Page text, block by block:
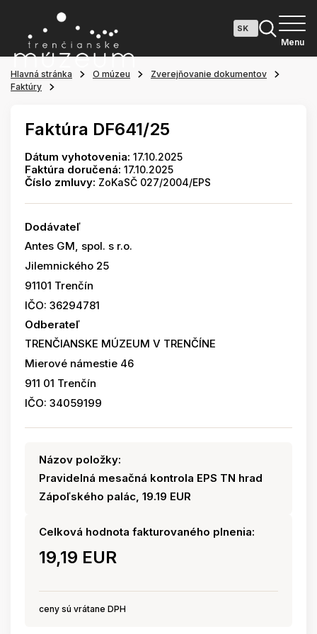
Menu
Hlavná stránka O múzeu
Zverejňovanie dokumentov
Faktúry
Faktúra DF641/25
Dátum vyhotovenia: 17.10.2025
Faktúra doručená: 17.10.2025
Číslo zmluvy: ZoKaSČ 027/2004/EPS
Dodávateľ
Antes GM, spol. s r.o.
Jilemnického 25
91101 Trenčín
IČO: 36294781
Odberateľ
TRENČIANSKE MÚZEUM V TRENČÍNE
Mierové námestie 46
911 01 Trenčín
IČO: 34059199
Názov položky:
Pravidelná mesačná kontrola EPS TN hrad
Zápoľského palác, 19.19 EUR
Celková hodnota fakturovaného plnenia:
19,19 EUR
ceny sú vrátane DPH